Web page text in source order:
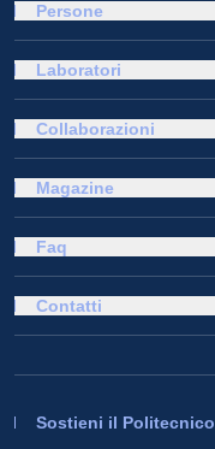
Persone
Laboratori
Collaborazioni
Magazine
Faq
Sostieni il Politecnico
Contatti